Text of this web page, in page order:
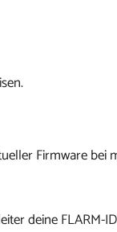
Firmware bei
deine FLARM-